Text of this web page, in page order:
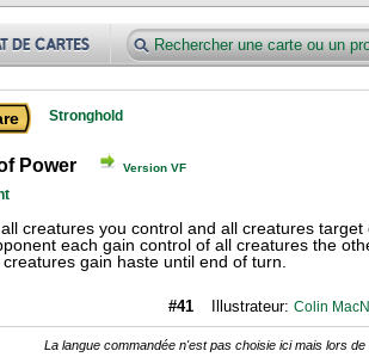
Stronghold
Power Version VF
creatures you control and all creatures
each gain control of all creatures the
gain haste until end of turn.
#41 Illustrateur: Colin
La langue commandée n'est pas choisie ici mais lors